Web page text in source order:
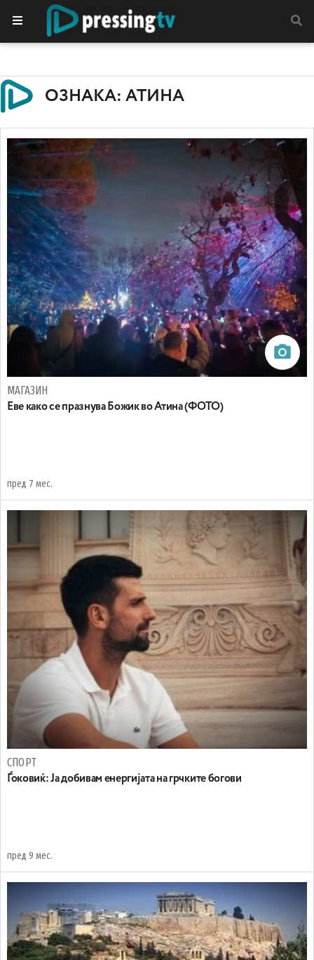
ОЗНАКА: АТИНА
МАГАЗИН
Eве како се празнува Божик во Атина (ФОТО)
пред 7 мес.
СПОРТ
Ѓоковиќ: Ја добивам енергијата на грчките богови
пред 9 мес.